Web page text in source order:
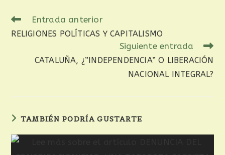
Entrada anterior
RELIGIONES POLÍTICAS Y CAPITALISMO
Siguiente entrada
CATALUÑA, ¿”INDEPENDENCIA” O LIBERACIÓN
NACIONAL INTEGRAL?
TAMBIÉN PODRÍA GUSTARTE